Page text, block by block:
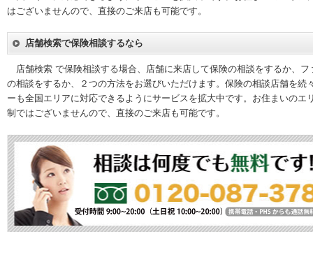
はございませんので、直接のご来店も可能です。
店舗検索で保険相談するなら
店舗検索 で保険相談する場合、店舗に来店して保険の相談をするか、
の相談をするか、２つの方法をお選びいただけます。保険の相談店舗を
ーも全国エリアに対応できるようにサービスを拡大中です。お住まいの
制ではございませんので、直接のご来店も可能です。